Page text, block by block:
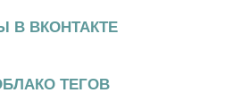
В ВКОНТАКТЕ
ТЕГОВ